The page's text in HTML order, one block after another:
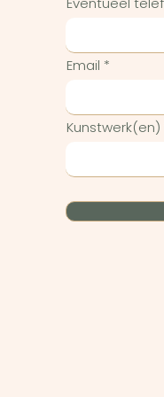
Email
Kunstwerk(en)